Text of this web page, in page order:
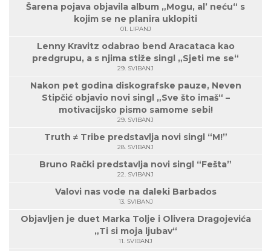
Šarena pojava objavila album „Mogu, al’ neću“ s
kojim se ne planira uklopiti
01. LIPANJ
Lenny Kravitz odabrao bend Aracataca kao
predgrupu, a s njima stiže singl „Sjeti me se“
29. SVIBANJ
Nakon pet godina diskografske pauze, Neven
Stipčić objavio novi singl „Sve što imaš“ –
motivacijsko pismo samome sebi!
29. SVIBANJ
Truth ≠ Tribe predstavlja novi singl “M!”
28. SVIBANJ
Bruno Rački predstavlja novi singl “Fešta”
22. SVIBANJ
Valovi nas vode na daleki Barbados
13. SVIBANJ
Objavljen je duet Marka Tolje i Olivera Dragojevića
„Ti si moja ljubav“
11. SVIBANJ